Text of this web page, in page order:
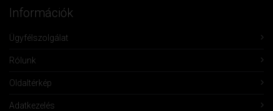
Információk
Ügyfélszolgálat
Rólunk
Oldaltérkép
Adatkezelés